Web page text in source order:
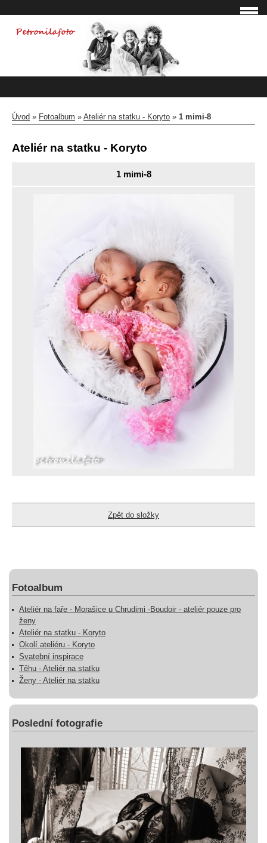
Úvod » Fotoalbum » Ateliér na statku - Koryto » 1 mimi-8
Ateliér na statku - Koryto
1 mimi-8
Zpět do složky
Fotoalbum
Ateliér na faře - Morašice u Chrudimi -Boudoir - ateliér pouze pro
ženy
Ateliér na statku - Koryto
Okolí ateliéru - Koryto
Svatební inspirace
Těhu - Ateliér na statku
Ženy - Ateliér na statku
Poslední fotografie